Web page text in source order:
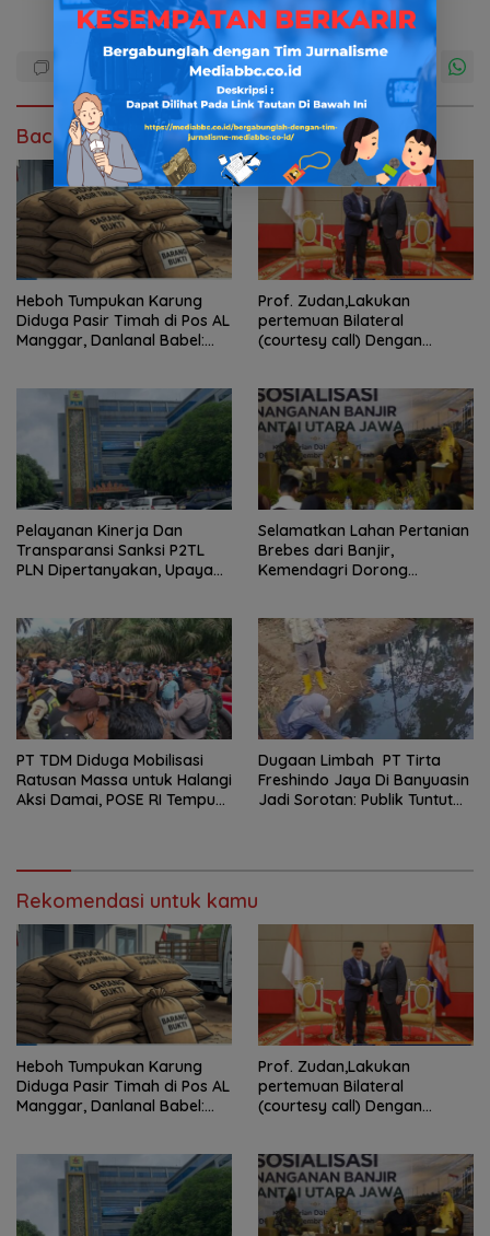
Baca Juga
Heboh Tumpukan Karung
Diduga Pasir Timah di Pos AL
Manggar, Danlanal Babel:
Prof. Zudan,Lakukan
pertemuan Bilateral
(courtesy call) Dengan
Siapkan Indonesia Jadi Pusat
Kolaborasi ASN ASEAN
Pelayanan Kinerja Dan
Transparansi Sanksi P2TL
PLN Dipertanyakan, Upaya
Selamatkan Lahan Pertanian
Brebes dari Banjir,
Kemendagri Dorong
PT TDM Diduga Mobilisasi
Ratusan Massa untuk Halangi
Aksi Damai, POSE RI Tempuh
Dugaan Limbah PT Tirta
Freshindo Jaya Di Banyuasin
Jadi Sorotan: Publik Tuntut
Rekomendasi untuk kamu
Heboh Tumpukan Karung
Diduga Pasir Timah di Pos AL
Manggar, Danlanal Babel:
Prof. Zudan,Lakukan
pertemuan Bilateral
(courtesy call) Dengan
Siapkan Indonesia Jadi Pusat
Kolaborasi ASN ASEAN